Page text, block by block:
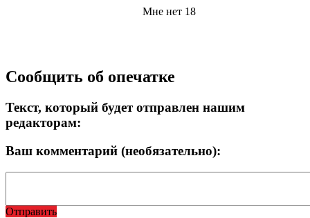
Мне нет 18
Сообщить об опечатке
Текст, который будет отправлен нашим
редакторам:
Ваш комментарий (необязательно):
Отправить